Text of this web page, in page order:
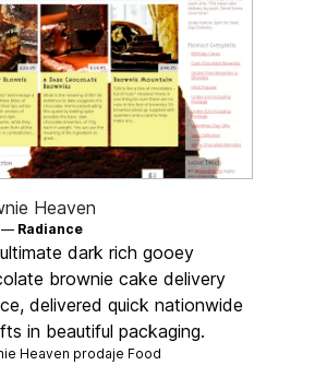
Heaven
— Radiance
dark rich gooey
brownie cake delivery
delivered quick nationwide
in beautiful packaging.
Heaven prodaje Food